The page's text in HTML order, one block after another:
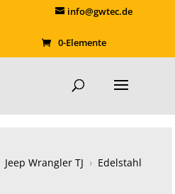
info@gwtec.de
0-Elemente
Jeep Wrangler TJ › Edelstahl